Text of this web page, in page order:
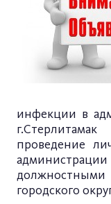
инфекции в
проведение
городского